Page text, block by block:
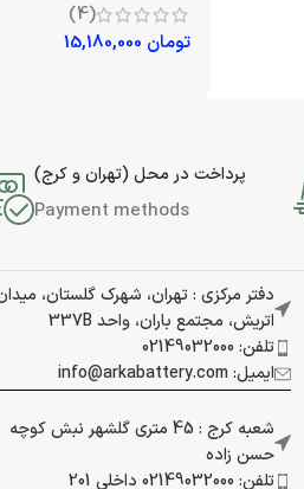
(4)
تومان
پرداخت در محل (تهران و کرج)
Payment methods
دفتر مرکزی : تهران، شهرک گلستان،
اتریش، مجتمع باران، واحد 337B
تلفن: 02149032000
ایمیل: info@arkabattery.com
شعبه کرج : 45 متری گلشهر نبش کوچه
حسن زاده
تلفن: 02149032000 داخلی 201